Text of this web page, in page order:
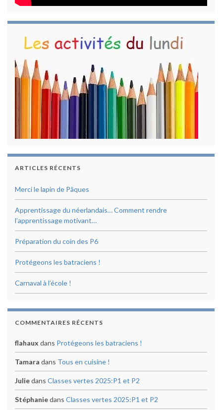
ARTICLES RÉCENTS
Merci le lapin de Pâques
Apprentissage du néerlandais… Comment rendre
l’apprentissage motivant…
Préparation du coin des P6
Protégeons les batraciens !
Carnaval à l’école !
COMMENTAIRES RÉCENTS
flahaux dans Protégeons les batraciens !
Tamara dans Tous en cuisine !
Juliedans Classes vertes 2025:P1 et P2
Stéphaniedans Classes vertes 2025:P1 et P2